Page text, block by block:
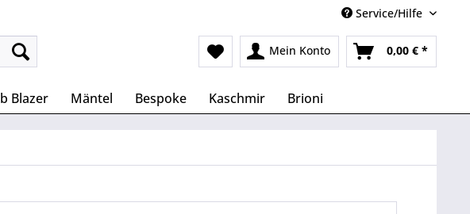
Service/Hilfe
Mein Konto 0,00 € *
Blazer Mäntel Bespoke Kaschmir Brioni